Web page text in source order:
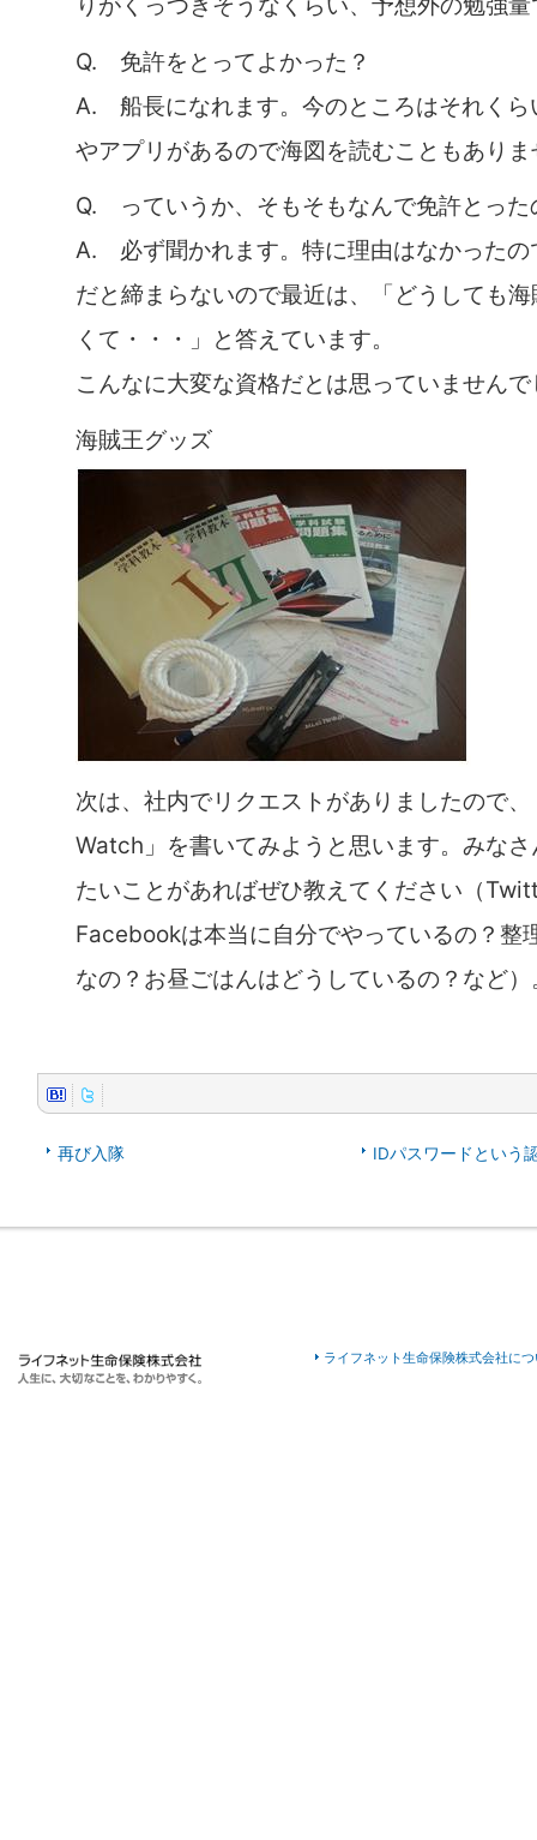
りがくっつきそうなくらい、予想外の勉強
Q. 免許をとってよかった？
A. 船長になれます。今のところはそれくら
やアプリがあるので海図を読むこともあり
Q. っていうか、そもそもなんで免許とった
A. 必ず聞かれます。特に理由はなかったの
だと締まらないので最近は、「どうしても
くて・・・」と答えています。
こんなに大変な資格だとは思っていません
海賊王グッズ
次は、社内でリクエストがありましたので
Watch」を書いてみようと思います。みな
たいことがあればぜひ教えてください（
Facebookは本当に自分でやっているの？整
なの？お昼ごはんはどうしているの？など）
再び入隊 IDパスワードという
ライフネット生命保険株式会社に